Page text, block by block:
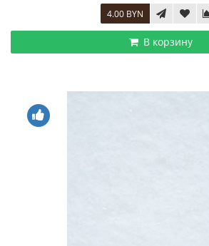
4.00 BYN
В корзину